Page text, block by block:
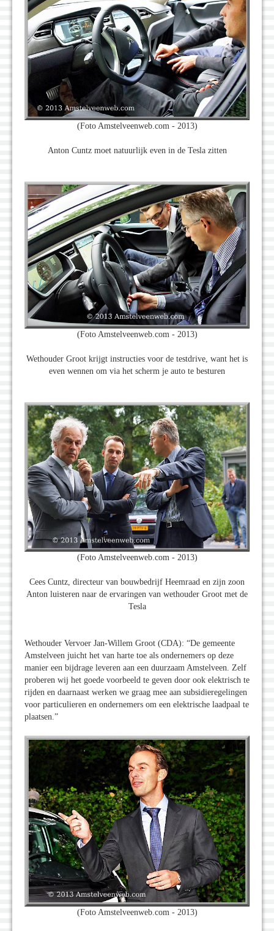
(Foto Amstelveenweb.com - 2013)
Anton Cuntz moet natuurlijk even in de Tesla zitten
(Foto Amstelveenweb.com - 2013)
Wethouder Groot krijgt instructies voor de testdrive, want het is
even wennen om via het scherm je auto te besturen
(Foto Amstelveenweb.com - 2013)
Cees Cuntz, directeur van bouwbedrijf Heemraad en zijn zoon
Anton luisteren naar de ervaringen van wethouder Groot met de
Tesla
Wethouder Vervoer Jan-Willem Groot (CDA): “De gemeente
Amstelveen juicht het van harte toe als ondernemers op deze
manier een bijdrage leveren aan een duurzaam Amstelveen. Zelf
proberen wij het goede voorbeeld te geven door ook elektrisch te
rijden en daarnaast werken we graag mee aan subsidieregelingen
voor particulieren en ondernemers om een elektrische laadpaal te
plaatsen.”
(Foto Amstelveenweb.com - 2013)